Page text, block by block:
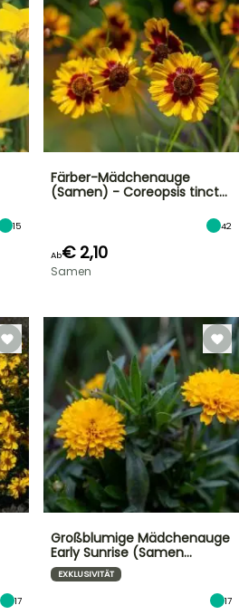
15
Färber-Mädchenauge
(Samen) - Coreopsis tinct…
42
Ab€ 2,10
Samen
17
Großblumige Mädchenauge
Early Sunrise (Samen…
EXKLUSIVITÄT
17